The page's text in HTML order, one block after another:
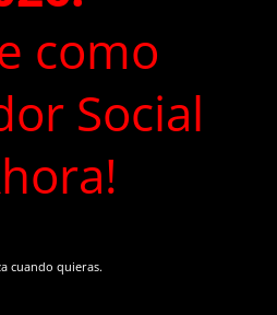
como
Social
cuando quieras.